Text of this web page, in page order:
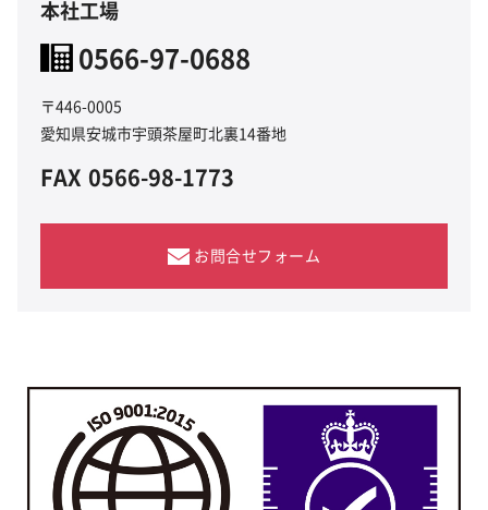
本社工場
0566-97-0688
〒446-0005
愛知県安城市宇頭茶屋町北裏14番地
FAX 0566-98-1773
お問合せフォーム